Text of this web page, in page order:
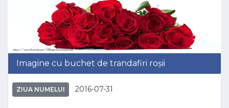
Imagine cu buchet de trandafiri roșii
ZIUA NUMELUI 2016-07-31